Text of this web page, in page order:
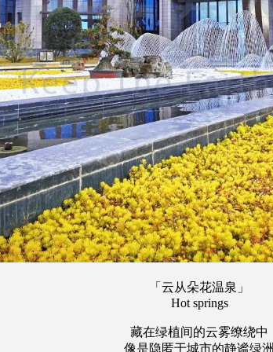
「云从朵花温泉」
Hot springs
藏在绿植间的云雾缭绕中
像是隐匿于城市的静谧绿洲